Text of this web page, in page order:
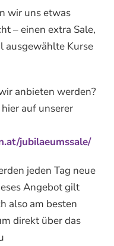
wir uns etwas
– einen extra Sale,
ausgewählte Kurse
anbieten werden?
auf unserer
jubilaeumssale/
jeden Tag neue
Angebot gilt
also am besten
direkt über das